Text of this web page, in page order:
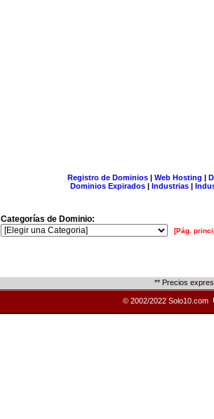
Registro de Dominios| Web Hosting |
Dominios Expirados | Industrias |
Categorías de Dominio:
[Pág.
** Precios
© 2002/2022 Solo10.com